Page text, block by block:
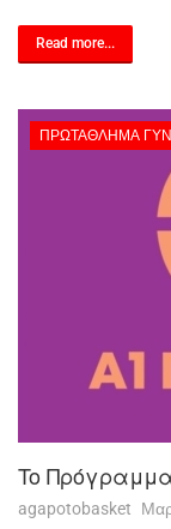
Read more...
ΠΡΩΤΆΘΛΗΜΑ
To
agapotobasket